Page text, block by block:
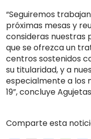
“Seguiremos
próximas mesas y
consideras nuestras
que se ofrezca un
centros sostenidos
su titularidad, y a
especialmente a los
19”, concluye
Comparte esta